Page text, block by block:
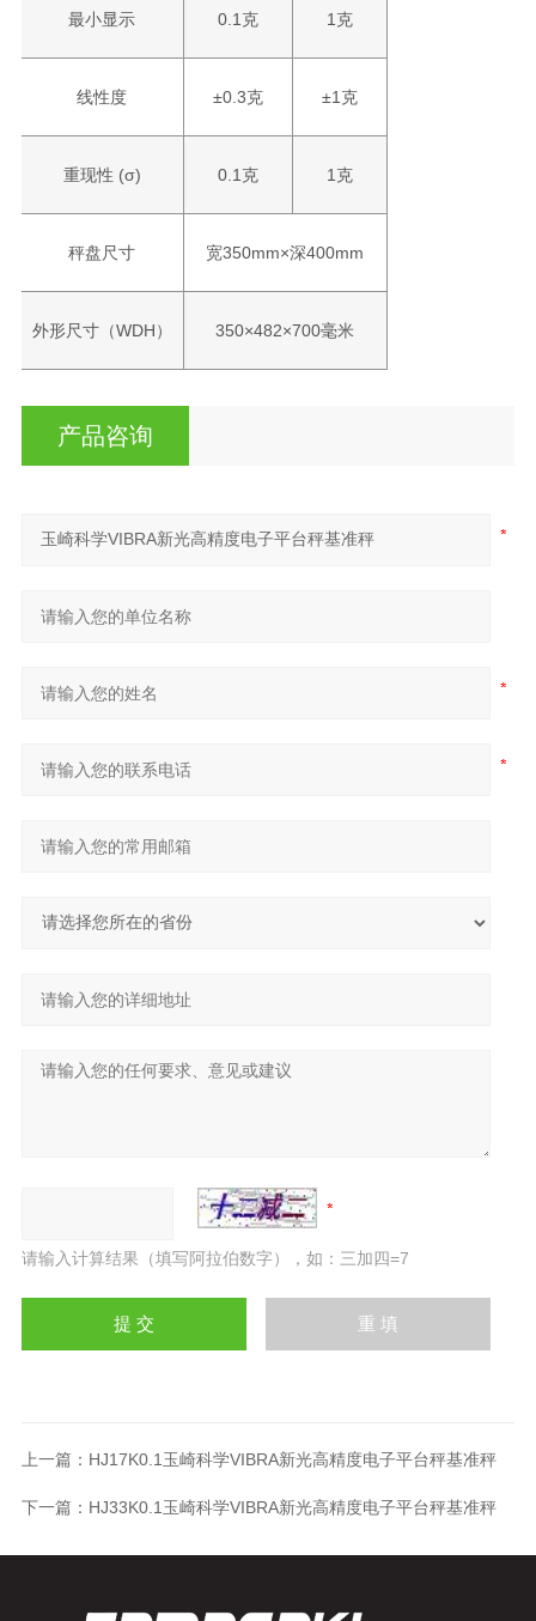
最小显示 0.1克 1克
线性度 ±0.3克 ±1克
重现性 (σ) 0.1克 1克
秤盘尺寸 宽350mm×深400mm
外形尺寸（WDH） 350×482×700毫米
产品咨询
请输入计算结果（填写阿拉伯数字），如：三加四=7
上一篇： HJ17K0.1玉崎科学VIBRA新光高精度电子平台秤基准秤
下一篇： HJ33K0.1玉崎科学VIBRA新光高精度电子平台秤基准秤